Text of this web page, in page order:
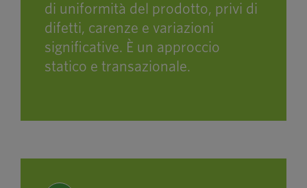
di uniformità del prodotto, privi di
difetti, carenze e variazioni
significative. È un approccio
statico e transazionale.